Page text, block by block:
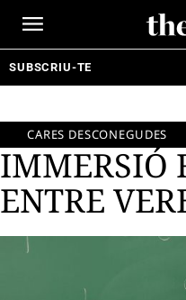
SUBSCRIU-TE
CARES DESCONEGUDES
IMMERSIÓ
ENTRE